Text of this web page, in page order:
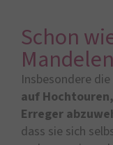
Schon
Insbesondere die
auf
Erreger
dass sie sich